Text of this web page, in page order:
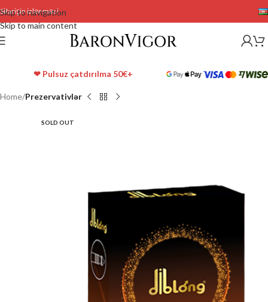
Skip to navigation
Skip to main content
Sifarişin izlənməsi
❤ Pulsuz çatdırılma 50€+
Home Prezervativlər
SOLD OUT